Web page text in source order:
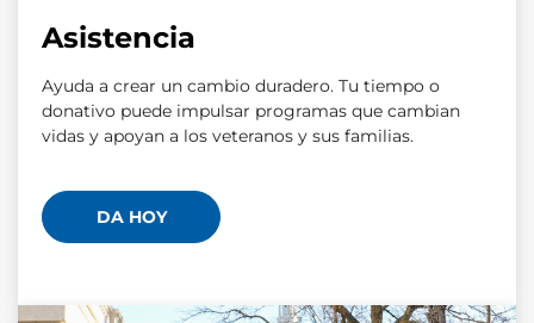
Asistencia
Ayuda a crear un cambio duradero. Tu tiempo o
donativo puede impulsar programas que cambian
vidas y apoyan a los veteranos y sus familias.
DA HOY